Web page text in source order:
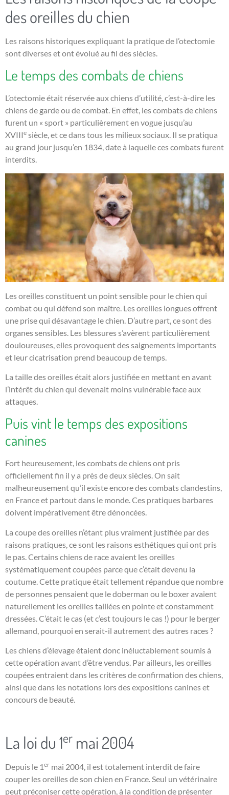
des oreilles du chien
Les raisons historiques expliquant la pratique de l’otectomie
sont diverses et ont évolué au fil des siècles.
Le temps des combats de chiens
L’otectomie était réservée aux chiens d’utilité, c’est-à-dire les
chiens de garde ou de combat. En effet, les combats de chiens
furent un « sport » particulièrement en vogue jusqu’au
XVIIIe siècle, et ce dans tous les milieux sociaux. Il se pratiqua
au grand jour jusqu’en 1834, date à laquelle ces combats furent
interdits.
Les oreilles constituent un point sensible pour le chien qui
combat ou qui défend son maître. Les oreilles longues offrent
une prise qui désavantage le chien. D’autre part, ce sont des
organes sensibles. Les blessures s’avèrent particulièrement
douloureuses, elles provoquent des saignements importants
et leur cicatrisation prend beaucoup de temps.
La taille des oreilles était alors justifiée en mettant en avant
l’intérêt du chien qui devenait moins vulnérable face aux
attaques.
Puis vint le temps des expositions
canines
Fort heureusement, les combats de chiens ont pris
officiellement fin il y a près de deux siècles. On sait
malheureusement qu’il existe encore des combats clandestins,
en France et partout dans le monde. Ces pratiques barbares
doivent impérativement être dénoncées.
La coupe des oreilles n’étant plus vraiment justifiée par des
raisons pratiques, ce sont les raisons esthétiques qui ont pris
le pas. Certains chiens de race avaient les oreilles
systématiquement coupées parce que c’était devenu la
coutume. Cette pratique était tellement répandue que nombre
de personnes pensaient que le doberman ou le boxer avaient
naturellement les oreilles taillées en pointe et constamment
dressées. C’était le cas (et c’est toujours le cas !) pour le berger
allemand, pourquoi en serait-il autrement des autres races ?
Les chiens d’élevage étaient donc inéluctablement soumis à
cette opération avant d’être vendus. Par ailleurs, les oreilles
coupées entraient dans les critères de confirmation des chiens,
ainsi que dans les notations lors des expositions canines et
concours de beauté.
La loi du 1er mai 2004
Depuis le 1er mai 2004, il est totalement interdit de faire
couper les oreilles de son chien en France. Seul un vétérinaire
peut préconiser cette opération, à la condition de présenter